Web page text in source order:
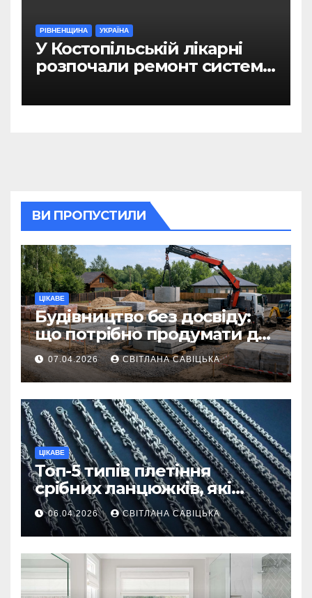
РІВНЕНЩИНА УКРАЇНА
У Костопільській лікарні
розпочали ремонт системи
ВИ ПРОПУСТИЛИ
ЦІКАВЕ
Будівництво без досвіду:
що потрібно продумати до
першої доставки на
ділянку
07.04.2026 СВІТЛАНА САВІЦЬКА
ЦІКАВЕ
Топ-5 типів плетіння
срібних ланцюжків, які
вважаються
найнадійнішими
06.04.2026 СВІТЛАНА САВІЦЬКА